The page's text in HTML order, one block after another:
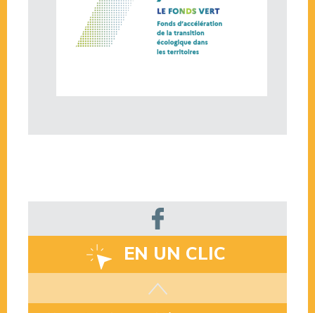
EN UN CLIC
Les aides disponibles